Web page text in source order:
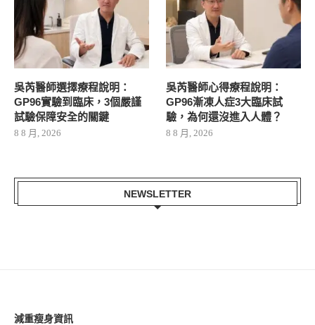
吳芮醫師選擇療程說明：
GP96實驗到臨床，3個嚴謹
試驗保障安全的關鍵
8 8 月, 2026
吳芮醫師心得療程說明：
GP96漸凍人症3大臨床試
驗，為何還沒進入人體？
8 8 月, 2026
NEWSLETTER
減重瘦身資訊